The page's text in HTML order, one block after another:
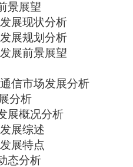
景展望
展现状分析
展规划分析
展前景展望
信市场发展分析
分析
展概况分析
展综述
展特点
态分析